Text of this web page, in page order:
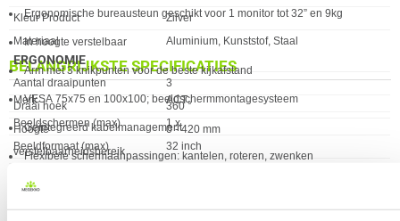
BELANGRIJKSTE SPECIFICATIES
Eigenschap Waarde
Merk
ACT
Beeldschermen (max)
1 x
Beeldformaat (max)
32 inch
VESA montage afmetingen
Eigenschap Waarde
Kleur Product
Zilver
Materiaal
Aluminium, Kunststof, Staal
ERGONOMIE
Eigenschap Waarde
Aantal draaipunten
3
Draai hoek
360 °
Hoogte
verstelbaarheidsbereik
0 - 420 mm
Ergonomische bureausteun geschikt voor 1 monitor tot 32” en 9kg
In hoogte verstelbaar
Arm met 3 knikpunten voor de beste kijkafstand
VESA 75x75 en 100x100; beeldschermmontagesysteem
Geïntegreerd kabelmanagement
Flexibele schermaanpassingen: kantelen, roteren, zwenken
Bureauklem en bureaudoorvoersysteem voor het bevestigen op en door de